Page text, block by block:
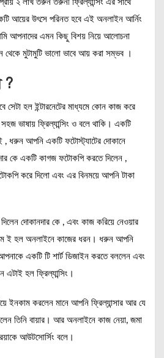
২ লাখ তরুন তরুনী ফ্রিল্যান্সিং এর সাথে
আয়ের উৎসে পরিনত হবে এই অনলাইন আর্নিং
আপনাদের এমন কিছু বিশয় নিয়ে আলোচনা
থেকে মুটামুটি ভালো ভাবে আয় করা সম্ভব ।
?
সেটা হল ইন্টারনেটের মাধ্যমে কোন কাজ করে
ভাষায় ফ্রিল্যান্সিং ও বলে থাকি। একটি
, ধরুন আপনি একটি ফটোস্ট্যাটের দোকানে
কে একটি কাগজ ফটোকপি করতে দিলেন ,
করে দিলো এবং এর বিনময়ে আপনি টাকা
দোকানদার কে , এবং কাজ করিয়ে নেওয়ার
ই হল অনলাইনে কাজের ধরন। ধরুন আপনি
একটি টি শার্ট ডিজাইন করতে বললেন এবং
এটাই হল ফ্রিল্যান্সিং।
ইনকাম করলেন মানে আপনি ফ্রিল্যান্সার আর যে
তিনি বায়ার। আর অনলাইনে কাজ নেয়া, জমা
আউটসোর্সিং বলে।